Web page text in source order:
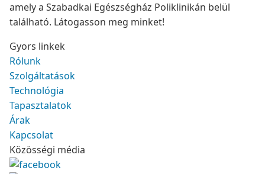
amely a Szabadkai Egészségház Poliklinikán belül
található. Látogasson meg minket!
Gyors linkek
Rólunk
Szolgáltatások
Technológia
Tapasztalatok
Árak
Kapcsolat
Közösségi média